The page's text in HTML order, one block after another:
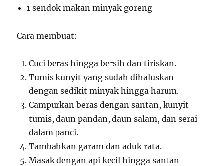
1 sendok makan minyak goreng
Cara membuat:
Cuci beras hingga bersih dan tiriskan.
Tumis kunyit yang sudah dihaluskan
dengan sedikit minyak hingga harum.
Campurkan beras dengan santan, kunyit
tumis, daun pandan, daun salam, dan serai
dalam panci.
Tambahkan garam dan aduk rata.
Masak dengan api kecil hingga santan